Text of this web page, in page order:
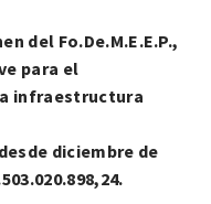
del Fo.De.M.E.E.P.,
para el
infraestructura
diciembre de